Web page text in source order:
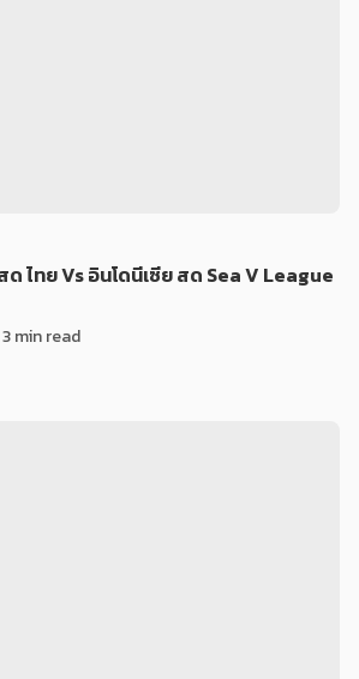
ไทย Vs อินโดนีเซีย สด Sea V League
3 min read